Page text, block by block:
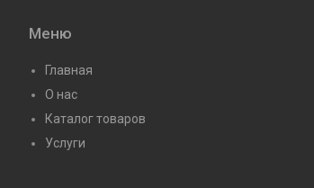
Меню
Главная
О нас
Каталог товаров
Услуги